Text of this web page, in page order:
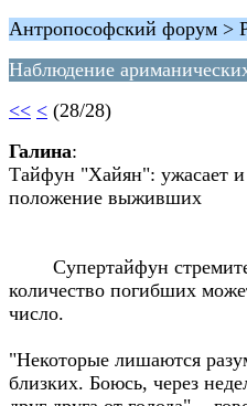
Антропософский форум >
Наблюдение
<< < (28/28)
Галина:
Тайфун "Хайян": ужасает и
положение выживших
Супертайфун
количество погибших
число.
"Некоторые лишаются
близких. Боюсь, через